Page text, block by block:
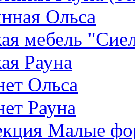
Ольса
мебель
Рауна
Ольса
Рауна
Малые